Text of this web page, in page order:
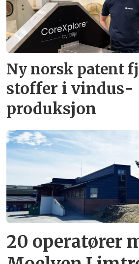
Ny norsk patent
stoffer i vindus­
produksjon
20 operatører